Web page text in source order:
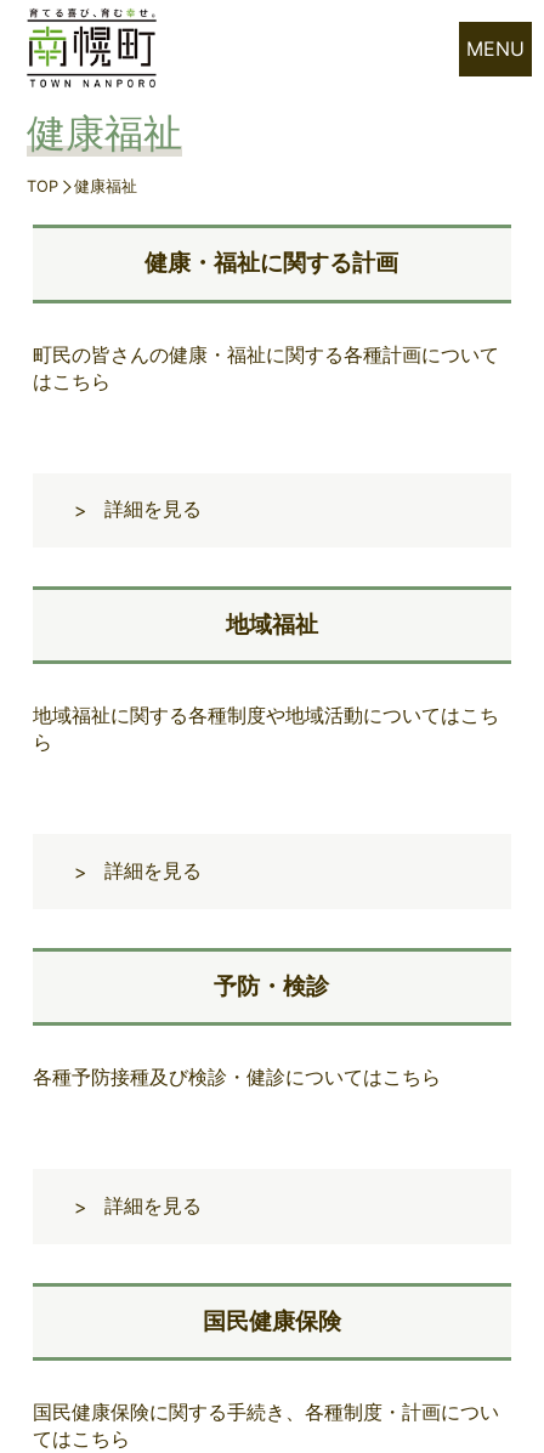
MENU
健康福祉
TOP 健康福祉
健康・福祉に関する計画
町民の皆さんの健康・福祉に関する各種計画について
はこちら
> 詳細を見る
地域福祉
地域福祉に関する各種制度や地域活動についてはこち
ら
> 詳細を見る
予防・検診
各種予防接種及び検診・健診についてはこちら
> 詳細を見る
国民健康保険
国民健康保険に関する手続き、各種制度・計画につい
てはこちら